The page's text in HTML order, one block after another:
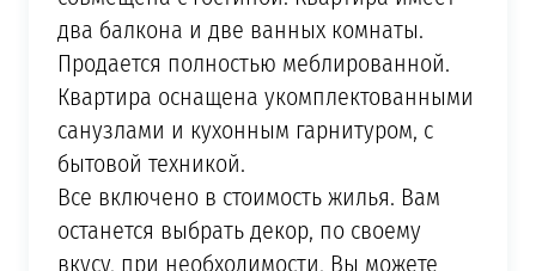
два балкона и две ванных комнаты.
Продается полностью меблированной.
Квартира оснащена укомплектованными
санузлами и кухонным гарнитуром, с
бытовой техникой.
Все включено в стоимость жилья. Вам
останется выбрать декор, по своему
вкусу, при необходимости, Вы можете